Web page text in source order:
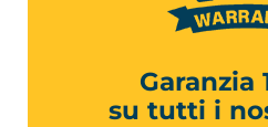
Garanzia
su tutti i